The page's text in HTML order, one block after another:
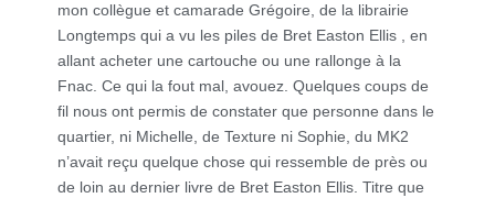
mon collègue et camarade Grégoire, de la librairie
Longtemps qui a vu les piles de Bret Easton Ellis , en
allant acheter une cartouche ou une rallonge à la
Fnac. Ce qui la fout mal, avouez. Quelques coups de
fil nous ont permis de constater que personne dans le
quartier, ni Michelle, de Texture ni Sophie, du MK2
n’avait reçu quelque chose qui ressemble de près ou
de loin au dernier livre de Bret Easton Ellis. Titre que